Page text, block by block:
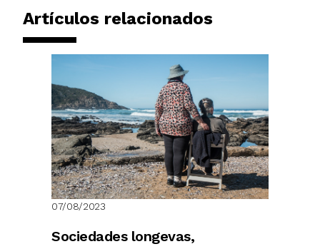
Artículos relacionados
07/08/2023
Sociedades longevas,